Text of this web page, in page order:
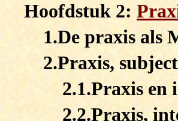
Hoofdstuk 2:
1.De praxis als
2.Praxis,
2.1.Praxis en
2.2.Praxis,